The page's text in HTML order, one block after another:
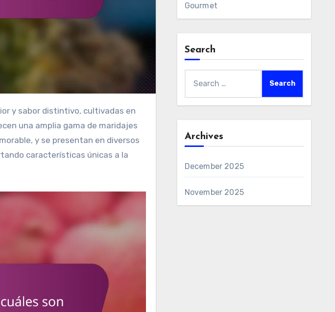
una amplia gama de maridajes
y se presentan en diversos
características únicas a la
Gourmet
Search
for:
Archives
December 2025
November 2025